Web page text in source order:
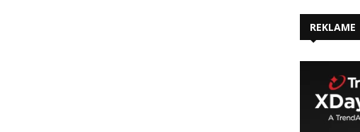
REKLAME